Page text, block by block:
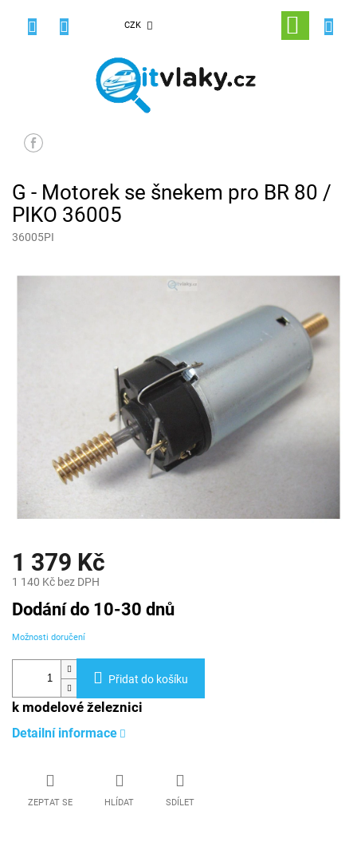
CZK
NÁKUPNÍ
KOŠÍK
G - Motorek se šnekem pro BR 80 /
PIKO 36005
36005PI
1 379 Kč
1 140 Kč bez DPH
Měrná
cena:
Dodání do 10-30 dnů
Možnosti doručení
Přidat do košíku
k modelové železnici
Detailní informace
ZEPTAT SE HLÍDAT SDÍLET